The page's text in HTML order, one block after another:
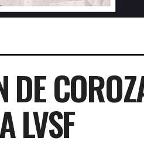
DE
LVSF